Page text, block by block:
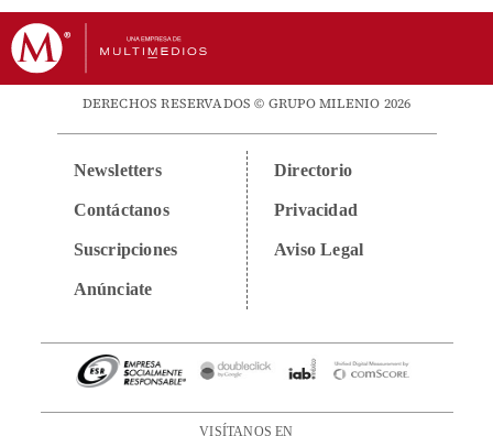
DERECHOS RESERVADOS © GRUPO MILENIO 2026
Newsletters
Contáctanos
Suscripciones
Anúnciate
Directorio
Privacidad
Aviso Legal
VISÍTANOS EN